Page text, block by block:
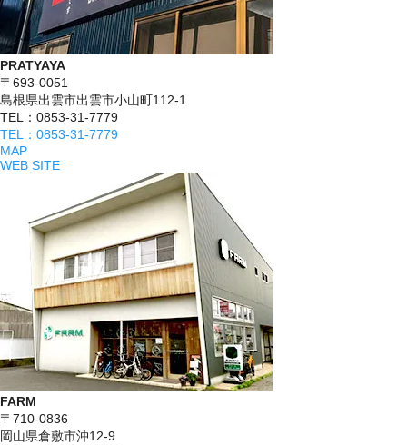
PRATYAYA
〒693-0051
島根県出雲市出雲市小山町112-1
TEL：0853-31-7779
TEL：0853-31-7779
MAP
WEB SITE
FARM
〒710-0836
岡山県倉敷市沖12-9